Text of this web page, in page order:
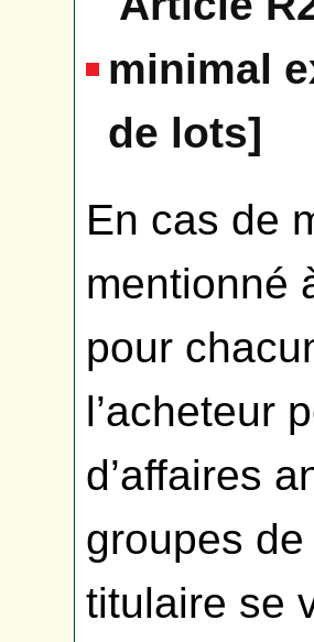
minimal
de lots]
En cas de
mentionné
pour
l’acheteur
d’affaires
groupes
titulaire se